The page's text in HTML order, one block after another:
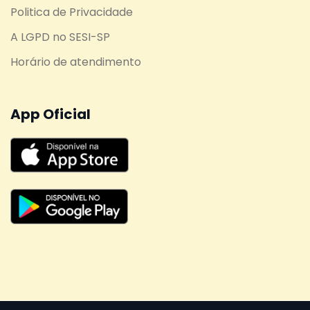
Politica de Privacidade
A LGPD no SESI-SP
Horário de atendimento
App Oficial